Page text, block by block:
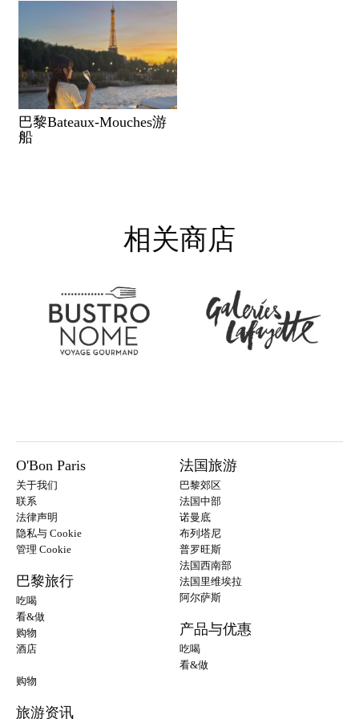
巴黎Bateaux-Mouches游
船
相关商店
O'Bon Paris
关于我们
联系
法律声明
隐私与 Cookie
管理 Cookie
巴黎旅行
吃喝
看&做
购物
酒店
法国旅游
巴黎郊区
法国中部
诺曼底
布列塔尼
普罗旺斯
法国西南部
法国里维埃拉
阿尔萨斯
产品与优惠
吃喝
看&做
购物
旅游资讯